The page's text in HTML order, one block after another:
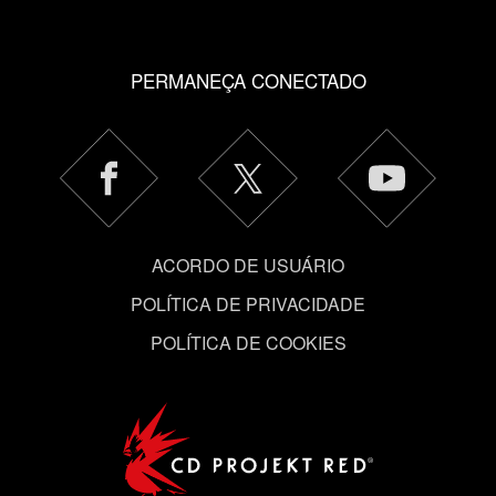
PERMANEÇA CONECTADO
ACORDO DE USUÁRIO
POLÍTICA DE PRIVACIDADE
POLÍTICA DE COOKIES